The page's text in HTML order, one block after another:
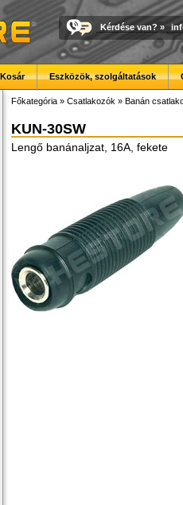
Kérdése van? »
Eszközök, szolgáltatások
Főkategória » Csatlakozók » Banán
KUN-30SW
Lengő banánaljzat, 16A, fekete